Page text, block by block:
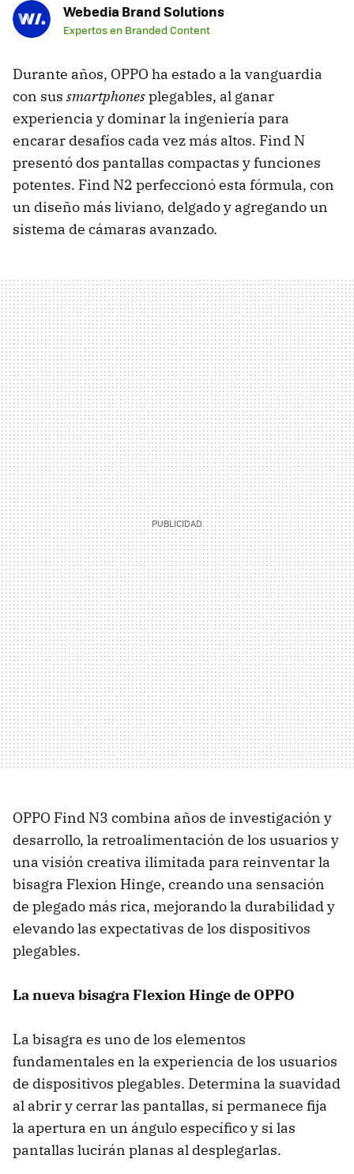
Webedia Brand Solutions
Expertos en Branded Content
Durante años, OPPO ha estado a la vanguardia
con sus smartphonesplegables, al ganar
experiencia y dominar la ingeniería para
encarar desafíos cada vez más altos. Find N
presentó dos pantallas compactas y funciones
potentes. Find N2 perfeccionó esta fórmula, con
un diseño más liviano, delgado y agregando un
sistema de cámaras avanzado.
OPPO Find N3 combina años de investigación y
desarrollo, la retroalimentación de los usuarios y
una visión creativa ilimitada para reinventar la
bisagra Flexion Hinge, creando una sensación
de plegado más rica, mejorando la durabilidad y
elevando las expectativas de los dispositivos
plegables.
La nueva bisagra Flexion Hinge de OPPO
La bisagra es uno de los elementos
fundamentales en la experiencia de los usuarios
de dispositivos plegables. Determina la suavidad
al abrir y cerrar las pantallas, si permanece fija
la apertura en un ángulo específico y si las
pantallas lucirán planas al desplegarlas.